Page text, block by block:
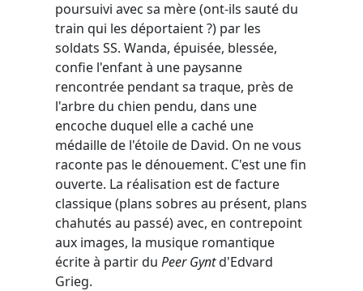
poursuivi avec sa mère (ont-ils sauté du
train qui les déportaient ?) par les
soldats SS. Wanda, épuisée, blessée,
confie l'enfant à une paysanne
rencontrée pendant sa traque, près de
l'arbre du chien pendu, dans une
encoche duquel elle a caché une
médaille de l'étoile de David. On ne vous
raconte pas le dénouement. C'est une fin
ouverte. La réalisation est de facture
classique (plans sobres au présent, plans
chahutés au passé) avec, en contrepoint
aux images, la musique romantique
écrite à partir du Peer Gyntd'Edvard
Grieg.